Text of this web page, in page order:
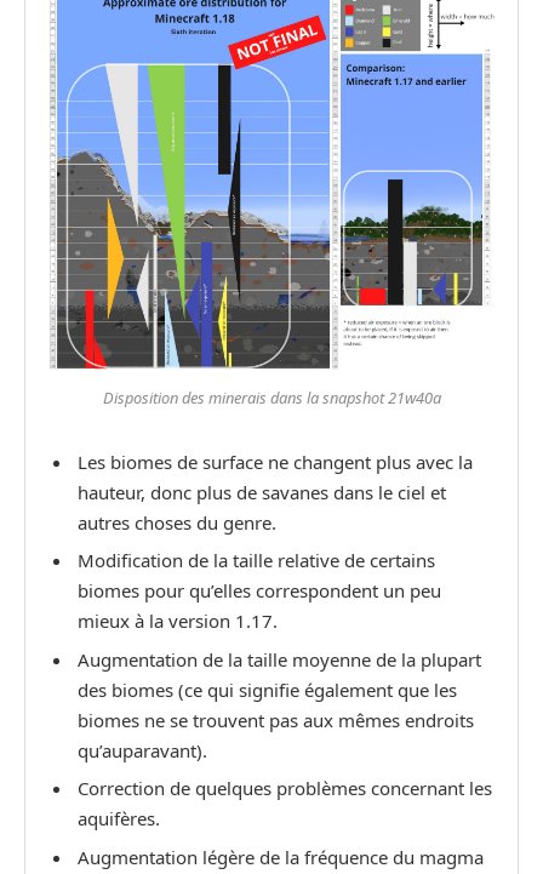
Disposition des minerais dans la snapshot 21w40a
Les biomes de surface ne changent plus avec la
hauteur, donc plus de savanes dans le ciel et
autres choses du genre.
Modification de la taille relative de certains
biomes pour qu’elles correspondent un peu
mieux à la version 1.17.
Augmentation de la taille moyenne de la plupart
des biomes (ce qui signifie également que les
biomes ne se trouvent pas aux mêmes endroits
qu’auparavant).
Correction de quelques problèmes concernant les
aquifères.
Augmentation légère de la fréquence du magma